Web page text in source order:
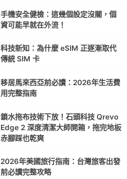
手機安全健檢：這幾個設定沒關，個
資可能早就在外流！
科技新知：為什麼 eSIM 正逐漸取代
傳統 SIM 卡
移居馬來西亞前必讀：2026年生活費
用完整指南
鎖水拖布技術下放！石頭科技 Qrevo
Edge 2 深度清潔大師開箱，拖完地板
赤腳踩也乾爽
2026年美國旅行指南：台灣旅客出發
前必讀完整攻略